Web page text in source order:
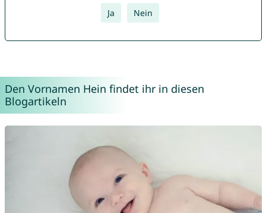
Ja Nein
Den Vornamen Hein findet ihr in diesen
Blogartikeln